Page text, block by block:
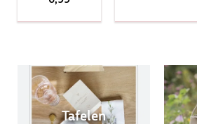
Tafelen